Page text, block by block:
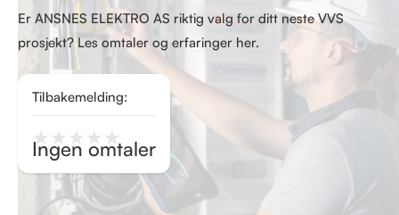
Tilbakemelding:
★ ★ ★ ★ ★
Ingen omtaler
Er ANSNES ELEKTRO AS riktig valg for ditt neste VVS
prosjekt? Les omtaler og erfaringer her.